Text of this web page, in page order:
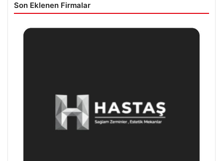
Son Eklenen Firmalar